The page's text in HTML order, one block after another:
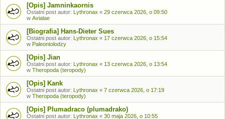
[Opis] Jamninkaornis
Ostatni post autor: Lythronax « 29 czerwca 2026, o 09:50
w Avialae
[Biografia] Hans-Dieter Sues
Ostatni post autor: Lythronax « 17 czerwca 2026, o 15:54
w Paleontolodzy
[Opis] Jian
Ostatni post autor: Lythronax « 13 czerwca 2026, o 13:54
w Theropoda (teropody)
[Opis] Kank
Ostatni post autor: Lythronax « 7 czerwca 2026, o 17:19
w Theropoda (teropody)
[Opis] Plumadraco (plumadrako)
Ostatni post autor: Lythronax « 30 maja 2026, o 10:55